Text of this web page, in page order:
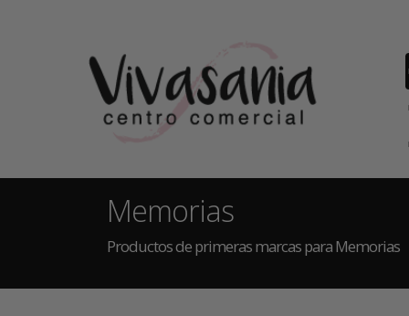
Memorias
Productos de primeras marcas para Memorias